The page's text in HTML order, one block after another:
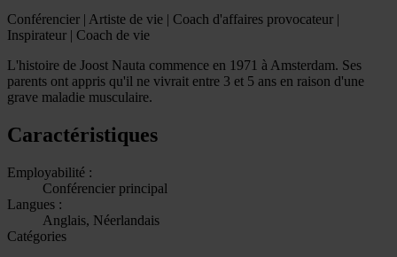
Conférencier | Artiste de vie | Coach d'affaires provocateur |
Inspirateur | Coach de vie
L'histoire de Joost Nauta commence en 1971 à Amsterdam. Ses
parents ont appris qu'il ne vivrait entre 3 et 5 ans en raison d'une
grave maladie musculaire.
Caractéristiques
Employabilité :
Conférencier principal
Langues :
Anglais, Néerlandais
Catégories